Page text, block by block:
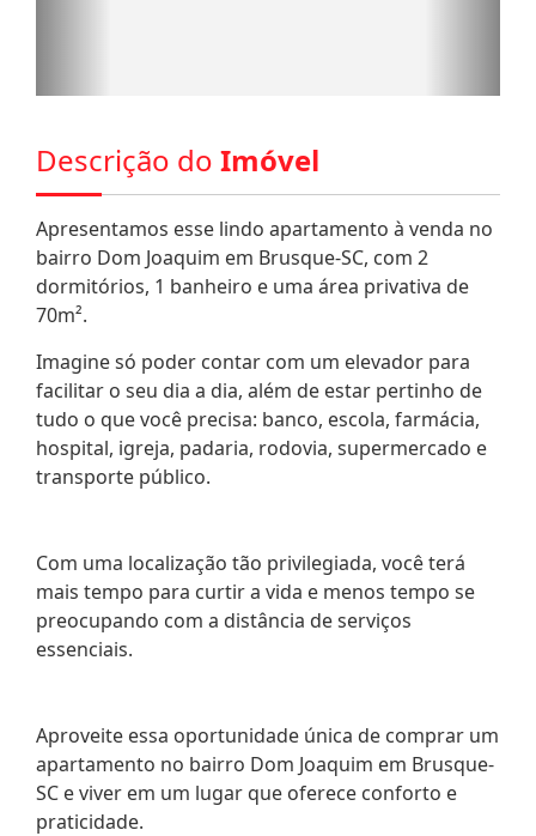
Descrição do Imóvel
Apresentamos esse lindo apartamento à venda no
bairro Dom Joaquim em Brusque-SC, com 2
dormitórios, 1 banheiro e uma área privativa de
70m².
Imagine só poder contar com um elevador para
facilitar o seu dia a dia, além de estar pertinho de
tudo o que você precisa: banco, escola, farmácia,
hospital, igreja, padaria, rodovia, supermercado e
transporte público.
Com uma localização tão privilegiada, você terá
mais tempo para curtir a vida e menos tempo se
preocupando com a distância de serviços
essenciais.
Aproveite essa oportunidade única de comprar um
apartamento no bairro Dom Joaquim em Brusque-
SC e viver em um lugar que oferece conforto e
praticidade.